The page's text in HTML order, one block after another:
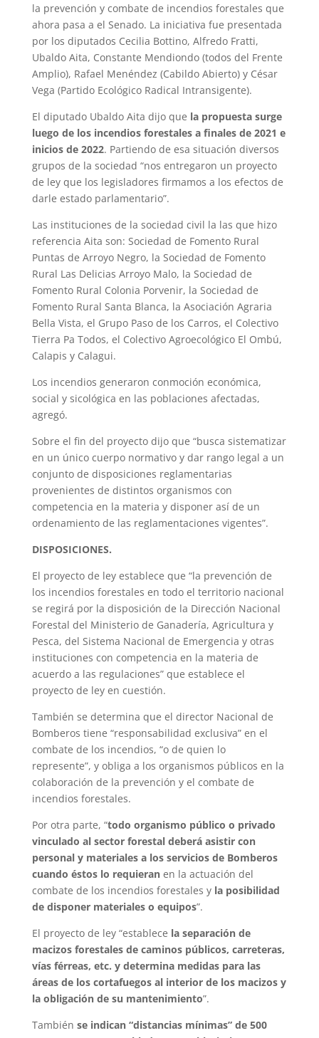
la prevención y combate de incendios forestales que
ahora pasa a el Senado. La iniciativa fue presentada
por los diputados Cecilia Bottino, Alfredo Fratti,
Ubaldo Aita, Constante Mendiondo (todos del Frente
Amplio), Rafael Menéndez (Cabildo Abierto) y César
Vega (Partido Ecológico Radical Intransigente).
El diputado Ubaldo Aita dijo que la propuesta surge
luego de los incendios forestales a finales de 2021 e
inicios de 2022. Partiendo de esa situación diversos
grupos de la sociedad “nos entregaron un proyecto
de ley que los legisladores firmamos a los efectos de
darle estado parlamentario”.
Las instituciones de la sociedad civil la las que hizo
referencia Aita son: Sociedad de Fomento Rural
Puntas de Arroyo Negro, la Sociedad de Fomento
Rural Las Delicias Arroyo Malo, la Sociedad de
Fomento Rural Colonia Porvenir, la Sociedad de
Fomento Rural Santa Blanca, la Asociación Agraria
Bella Vista, el Grupo Paso de los Carros, el Colectivo
Tierra Pa Todos, el Colectivo Agroecológico El Ombú,
Calapis y Calagui.
Los incendios generaron conmoción económica,
social y sicológica en las poblaciones afectadas,
agregó.
Sobre el fin del proyecto dijo que “busca sistematizar
en un único cuerpo normativo y dar rango legal a un
conjunto de disposiciones reglamentarias
provenientes de distintos organismos con
competencia en la materia y disponer así de un
ordenamiento de las reglamentaciones vigentes”.
DISPOSICIONES.
El proyecto de ley establece que “la prevención de
los incendios forestales en todo el territorio nacional
se regirá por la disposición de la Dirección Nacional
Forestal del Ministerio de Ganadería, Agricultura y
Pesca, del Sistema Nacional de Emergencia y otras
instituciones con competencia en la materia de
acuerdo a las regulaciones” que establece el
proyecto de ley en cuestión.
También se determina que el director Nacional de
Bomberos tiene “responsabilidad exclusiva” en el
combate de los incendios, “o de quien lo
represente”, y obliga a los organismos públicos en la
colaboración de la prevención y el combate de
incendios forestales.
Por otra parte, “todo organismo público o privado
vinculado al sector forestal deberá asistir con
personal y materiales a los servicios de Bomberos
cuando éstos lo requieranen la actuación del
combate de los incendios forestales y la posibilidad
de disponer materiales o equipos”.
El proyecto de ley “establece la separación de
macizos forestales de caminos públicos, carreteras,
vías férreas, etc. y determina medidas para las
áreas de los cortafuegos al interior de los macizos y
la obligación de su mantenimiento”.
También se indican “distancias mínimas” de 500